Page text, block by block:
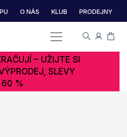
O NÁS KLUB PRODEJNY
– UŽIJTE SI
SLEVY
60 %